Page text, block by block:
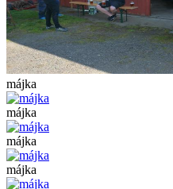
májka
májka
májka
májka